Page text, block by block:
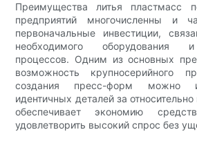
Преимущества литья пластмасс
предприятий многочисленны и
первоначальные инвестиции,
необходимого оборудования и
процессов. Одним из основных
возможность крупносерийного
создания пресс-форм можно
идентичных деталей за
обеспечивает экономию
удовлетворить высокий спрос без